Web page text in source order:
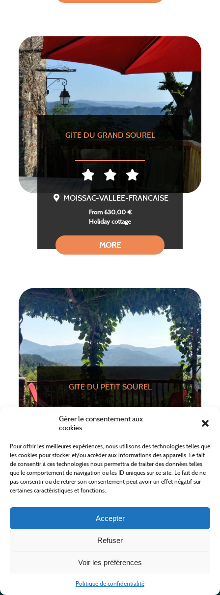
Gérer le consentement aux
cookies
Pour offrir les meilleures expériences, nous utilisons des technologies telles que
les cookies pour stocker et/ou accéder aux informations des appareils. Le fait
de consentir à ces technologies nous permettra de traiter des données telles
que le comportement de navigation ou les ID uniques sur ce site. Le fait de ne
pas consentir ou de retirer son consentement peut avoir un effet négatif sur
certaines caractéristiques et fonctions.
Accepter
Refuser
Voir les préférences
Politique de confidentialité
GITE DU GRAND SOUREL
MOISSAC-VALLEE-FRANCAISE
From 630,00 €
Holiday cottage
MORE
GITE DU PETIT SOUREL
MOISSAC-VALLEE-FRANCAISE
From 455,00 €
Holiday cottage